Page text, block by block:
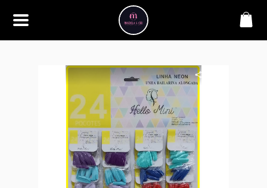
Bem-vindo à Makbela, CHB &
Styllus, sua fonte confiável de
maquiagens e acessórios de
alta qualidade. Somos
apaixonados por realçar a
beleza de nossos clientes,
oferecendo uma ampla gama
de produtos que inspiram
confiança e criatividade. Desde
os últimos lançamentos em
maquiagem até os acessórios
mais elegantes, estamos aqui
para ajudá-lo a alcançar seu
visual dos sonhos. Explore nossa